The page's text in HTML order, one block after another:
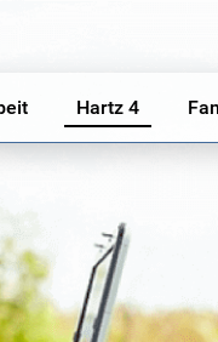
Hartz 4